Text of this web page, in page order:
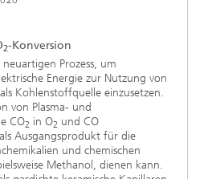
2-Konversion
Prozess, um
Energie zur Nutzung von
als Kohlenstoffquelle einzusetzen.
von Plasma- und
CO2 in O2 und CO
Ausgangsprodukt für die
und chemischen
Methanol, dienen kann.